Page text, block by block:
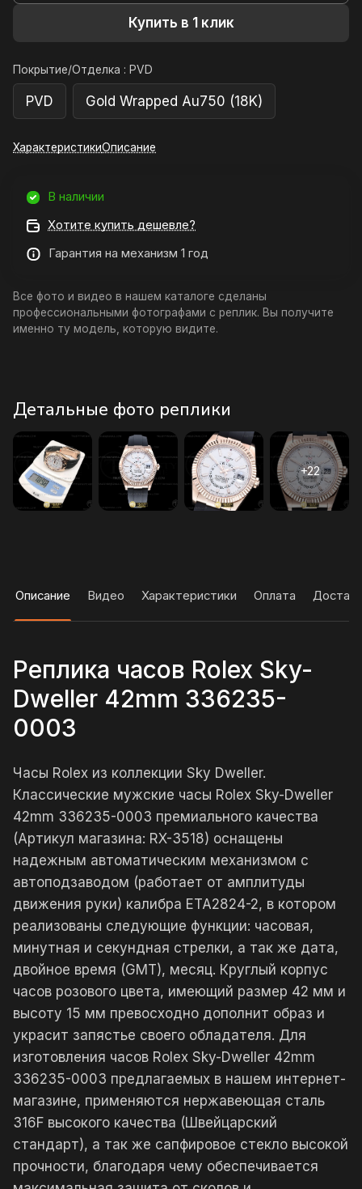
Купить в 1 клик
Покрытие/Отделка : PVD
PVD Gold Wrapped Au750 (18K)
ХарактеристикиОписание
В наличии
Хотите купить дешевле?
Гарантия на механизм 1 год
Все фото и видео в нашем каталоге сделаны
профессиональными фотографами с реплик. Вы получите
именно ту модель, которую видите.
Детальные фото реплики
Описание Видео Характеристики Оплата
Реплика часов Rolex Sky-
Dweller 42mm 336235-
0003
Часы Rolex из коллекции Sky Dweller.
Классические мужские часы Rolex Sky-Dweller
42mm 336235-0003 премиального качества
(Артикул магазина: RX-3518) оснащены
надежным автоматическим механизмом с
автоподзаводом (работает от амплитуды
движения руки) калибра ETA2824-2, в котором
реализованы следующие функции: часовая,
минутная и секундная стрелки, а так же дата,
двойное время (GMT), месяц. Круглый корпус
часов розового цвета, имеющий размер 42 мм и
высоту 15 мм превосходно дополнит образ и
украсит запястье своего обладателя. Для
изготовления часов Rolex Sky-Dweller 42mm
336235-0003 предлагаемых в нашем интернет-
магазине, применяются нержавеющая сталь
316F высокого качества (Швейцарский
стандарт), а так же сапфировое стекло высокой
прочности, благодаря чему обеспечивается